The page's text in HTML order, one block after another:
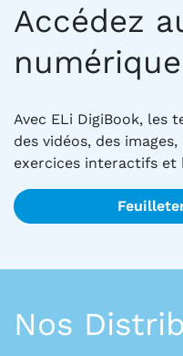
Accédez
numérique
Avec ELi DigiBook, les
des vidéos, des
exercices interactifs et
Nos